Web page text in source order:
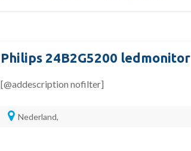
Philips 24B2G5200 ledmonitor
[@addescription nofilter]
Nederland,